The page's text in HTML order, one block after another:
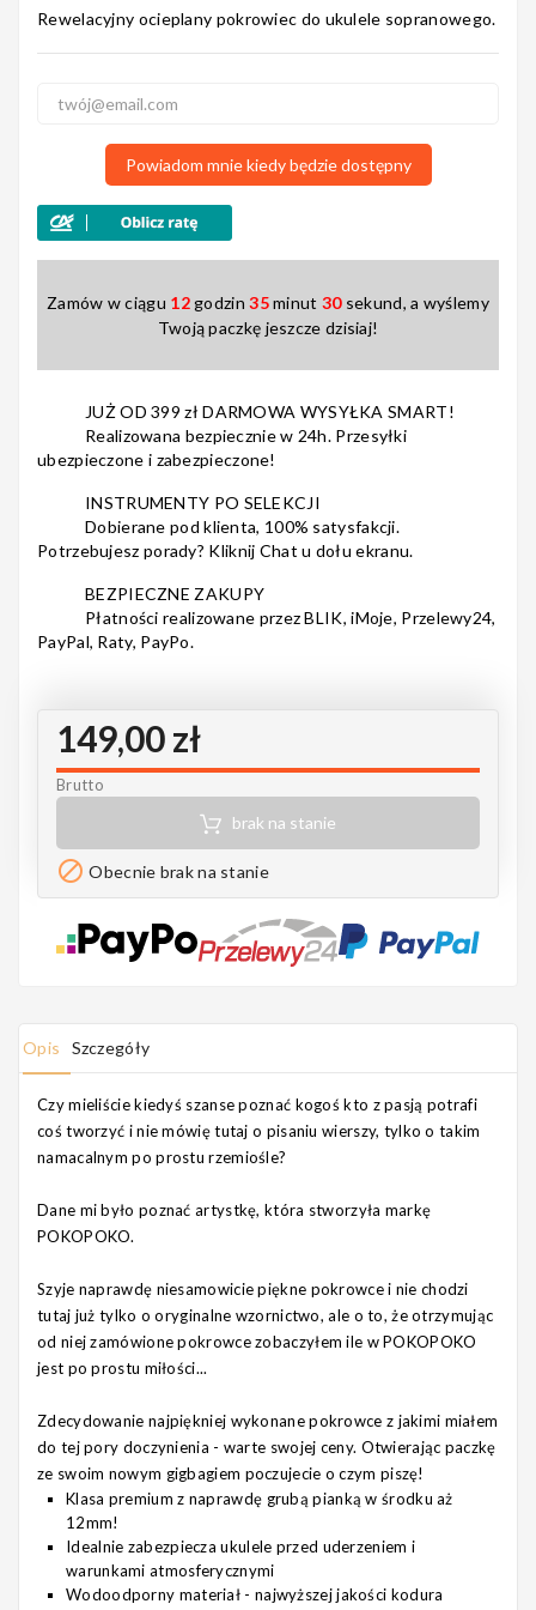
Nagłośnienie
Kursy/Szkolenia
Prezenty
Rainbow
Notes
Ortega
Usługi
5 2
4 0
2
Rewelacyjny ocieplany pokrowiec do ukulele sopranowego.
Powiadom mnie kiedy będzie dostępny
Zamów w ciągu 12 godzin 35minut 30 sekund, a wyślemy
Twoją paczkę jeszcze dzisiaj!
JUŻ OD 399 zł DARMOWA WYSYŁKA SMART!
Realizowana bezpiecznie w 24h. Przesyłki
ubezpieczone i zabezpieczone!
INSTRUMENTY PO SELEKCJI
Dobierane pod klienta, 100% satysfakcji.
Potrzebujesz porady? Kliknij Chat u dołu ekranu.
BEZPIECZNE ZAKUPY
Płatności realizowane przez BLIK, iMoje, Przelewy24,
PayPal, Raty, PayPo.
149,00 zł
Brutto
brak na stanie
 Obecnie brak na stanie
Opis Szczegóły
Czy mieliście kiedyś szanse poznać kogoś kto z pasją potrafi
coś tworzyć i nie mówię tutaj o pisaniu wierszy, tylko o takim
namacalnym po prostu rzemiośle?
Dane mi było poznać artystkę, która stworzyła markę
POKOPOKO.
Szyje naprawdę niesamowicie piękne pokrowce i nie chodzi
tutaj już tylko o oryginalne wzornictwo, ale o to, że otrzymując
od niej zamówione pokrowce zobaczyłem ile w POKOPOKO
jest po prostu miłości...
Zdecydowanie najpiękniej wykonane pokrowce z jakimi miałem
do tej pory doczynienia - warte swojej ceny. Otwierając paczkę
ze swoim nowym gigbagiem poczujecie o czym piszę!
Klasa premium z naprawdę grubą pianką w środku aż
12mm!
Idealnie zabezpiecza ukulele przed uderzeniem i
warunkami atmosferycznymi
Wodoodporny materiał - najwyższej jakości kodura